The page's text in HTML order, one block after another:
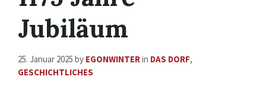
Jubiläum
25. Januar 2025 by EGONWINTERin DAS DORF,
GESCHICHTLICHES